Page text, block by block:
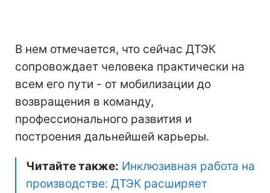
В нем отмечается, что сейчас ДТЭК
сопровождает человека практически на
всем его пути - от мобилизации до
возвращения в команду,
профессионального развития и
построения дальнейшей карьеры.
Читайте также: Инклюзивная работа на
производстве: ДТЭК расширяет